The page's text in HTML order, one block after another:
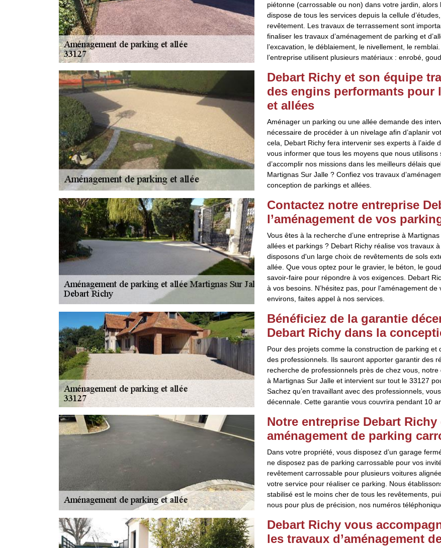
piétonne (carrossable ou non) dans votre jardin, alors
dispose de tous les services depuis la cellule
revêtement. Les travaux de terrassement sont
finaliser les travaux d’aménagement de parking et
l’excavation, le déblaiement, le nivellement, le
l’entreprise utilisent plusieurs matériaux : enrobé,
Debart Richy et son équipe
des engins performants
et allées
Aménager un parking ou une allée demande des
nécessaire de procéder à un nivelage afin d’aplanir
cela, Debart Richy fera intervenir ses experts à l’aide
vous informer que tous les moyens que nous
d’accomplir nos missions dans les meilleurs délais
Martignas Sur Jalle ? Confiez vos travaux
conception de parkings et allées.
Contactez notre entreprise
l’aménagement de vos
Vous êtes à la recherche d’une entreprise à
allées et parkings ? Debart Richy réalise vos travaux
disposons d'un large choix de revêtements de sols
allée. Que vous optez pour le gravier, le béton, le
savoir-faire pour répondre à vos exigences. Debart
à vos besoins. N’hésitez pas, pour l'aménagement
environs, faites appel à nos services.
Bénéficiez de la garantie
Debart Richy dans la
Pour des projets comme la construction de parking
des professionnels. Ils sauront apporter garantir des
recherche de professionnels près de chez vous,
à Martignas Sur Jalle et intervient sur tout le 33127
Sachez qu’en travaillant avec des professionnels,
décennale. Cette garantie vous couvrira pendant 10
Notre entreprise Debart
aménagement de parking
Dans votre propriété, vous disposez d’un garage
ne disposez pas de parking carrossable pour vos
revêtement carrossable pour plusieurs voitures
votre service pour réaliser ce parking. Nous
stabilisé est le moins cher de tous les revêtements,
nous pour plus de précision, nos numéros
Debart Richy vous
les travaux d’aménagement